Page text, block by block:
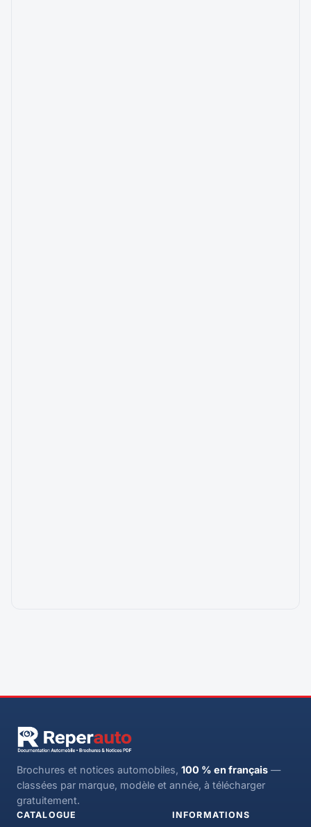
Brochures et notices automobiles, 100 % en français —
classées par marque, modèle et année, à télécharger
gratuitement.
CATALOGUE INFORMATIONS